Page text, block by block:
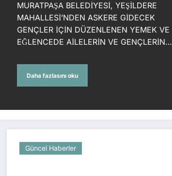
MURATPAŞA BELEDİYESİ, YEŞİLDERE
MAHALLESİ’NDEN ASKERE GİDECEK
GENÇLER İÇİN DÜZENLENEN YEMEK VE
EĞLENCEDE AİLELERİN VE GENÇLERİN…
Daha fazlasını oku
Güncel Haberler